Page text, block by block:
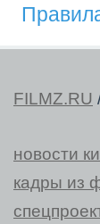
FILMZ.RU
новости
кадры из